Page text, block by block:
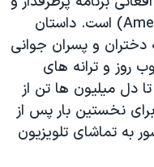
پرتماشاگرآمریکن آیدل (American Idol) است. داستان
دختران و پسران جوانی
روز و ترانه های
دل میلیون ها تن از
نخستین بار پس از
به تماشای تلویزیون